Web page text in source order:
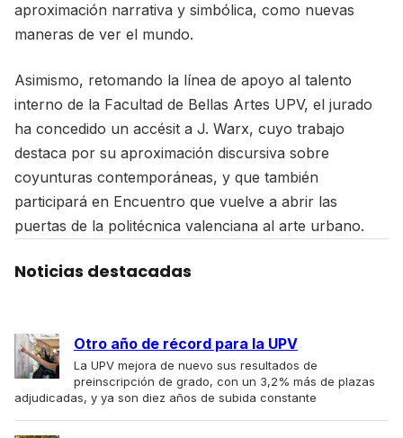
aproximación narrativa y simbólica, como nuevas
maneras de ver el mundo.
Asimismo, retomando la línea de apoyo al talento
interno de la Facultad de Bellas Artes UPV, el jurado
ha concedido un accésit a J. Warx, cuyo trabajo
destaca por su aproximación discursiva sobre
coyunturas contemporáneas, y que también
participará en Encuentro que vuelve a abrir las
puertas de la politécnica valenciana al arte urbano.
Noticias destacadas
Otro año de récord para la UPV
La UPV mejora de nuevo sus resultados de
preinscripción de grado, con un 3,2% más de plazas
adjudicadas, y ya son diez años de subida constante